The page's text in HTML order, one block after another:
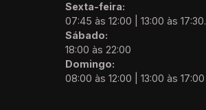
Sexta-feira:
07:45 às 12:00 | 13:00 às 17:30.
Sábado:
18:00 às 22:00
Domingo:
08:00 às 12:00 | 13:00 às 17:00